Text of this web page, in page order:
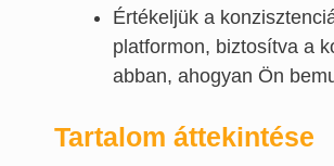
Értékeljük a
platformon, biztosítva a
abban, ahogyan Ön
Tartalom áttekintése